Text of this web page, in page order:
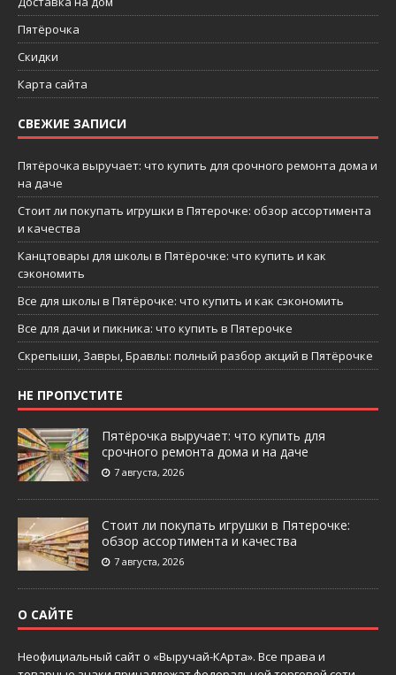
Пятёрочка
Скидки
Карта сайта
СВЕЖИЕ ЗАПИСИ
Пятёрочка выручает: что купить для срочного ремонта дома и
на даче
Стоит ли покупать игрушки в Пятерочке: обзор ассортимента
и качества
Канцтовары для школы в Пятёрочке: что купить и как
сэкономить
Все для школы в Пятёрочке: что купить и как сэкономить
Все для дачи и пикника: что купить в Пятерочке
Скрепыши, Завры, Бравлы: полный разбор акций в Пятёрочке
НЕ ПРОПУСТИТЕ
Пятёрочка выручает: что купить для
срочного ремонта дома и на даче
7 августа, 2026
Стоит ли покупать игрушки в Пятерочке:
обзор ассортимента и качества
7 августа, 2026
О САЙТЕ
Неофициальный сайт о «Выручай-КАрта». Все права и